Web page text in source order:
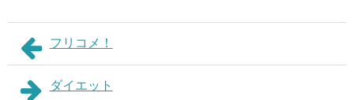
フリコメ！
ダイエット